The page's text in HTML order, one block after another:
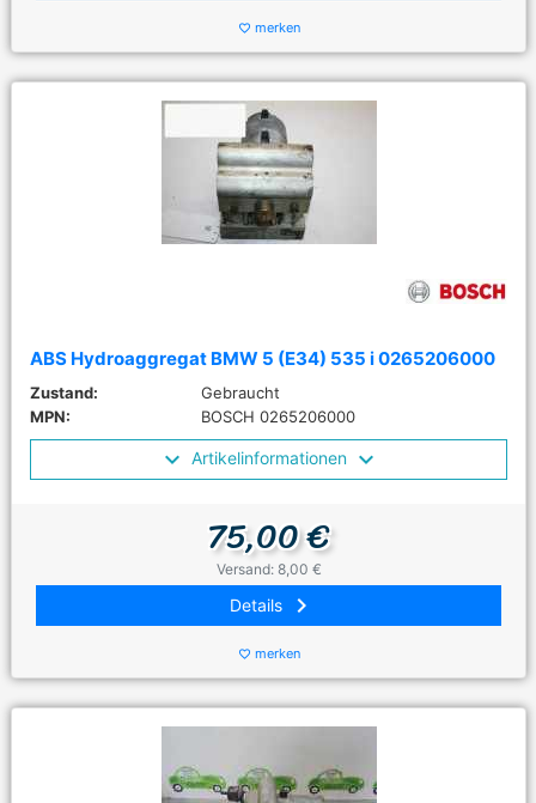
favorite_border merken
ABS Hydroaggregat BMW 5 (E34) 535 i 0265206000
Zustand:
Gebraucht
MPN:
BOSCH 0265206000
Artikelinformationen
75,00 €
Versand: 8,00 €
Details keyboard_arrow_right
favorite_border merken